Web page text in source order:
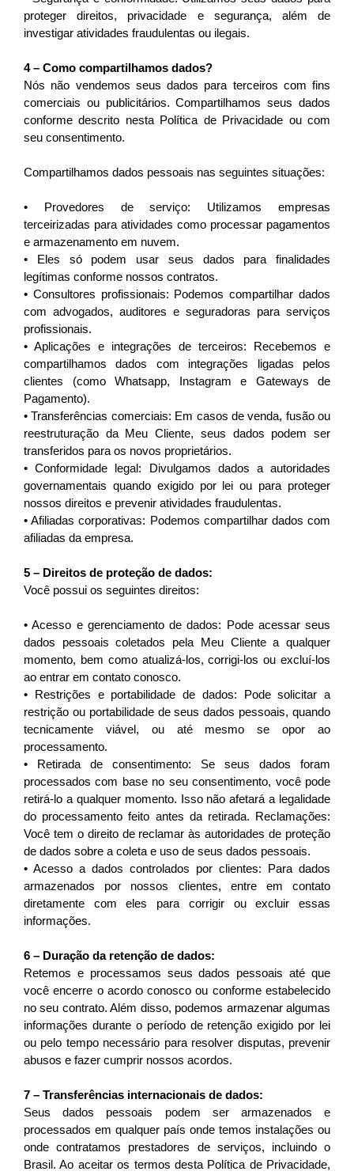
proteger direitos, privacidade e segurança, além de
investigar atividades fraudulentas ou ilegais.
4 – Como compartilhamos dados?
Nós não vendemos seus dados para terceiros com fins
comerciais ou publicitários. Compartilhamos seus dados
conforme descrito nesta Política de Privacidade ou com
seu consentimento.
Compartilhamos dados pessoais nas seguintes situações:
• Provedores de serviço: Utilizamos empresas
terceirizadas para atividades como processar pagamentos
e armazenamento em nuvem.
• Eles só podem usar seus dados para finalidades
legítimas conforme nossos contratos.
• Consultores profissionais: Podemos compartilhar dados
com advogados, auditores e seguradoras para serviços
profissionais.
• Aplicações e integrações de terceiros: Recebemos e
compartilhamos dados com integrações ligadas pelos
clientes (como Whatsapp, Instagram e Gateways de
Pagamento).
• Transferências comerciais: Em casos de venda, fusão ou
reestruturação da Meu Cliente, seus dados podem ser
transferidos para os novos proprietários.
• Conformidade legal: Divulgamos dados a autoridades
governamentais quando exigido por lei ou para proteger
nossos direitos e prevenir atividades fraudulentas.
• Afiliadas corporativas: Podemos compartilhar dados com
afiliadas da empresa.
5 – Direitos de proteção de dados:
Você possui os seguintes direitos:
• Acesso e gerenciamento de dados: Pode acessar seus
dados pessoais coletados pela Meu Cliente a qualquer
momento, bem como atualizá-los, corrigi-los ou excluí-los
ao entrar em contato conosco.
• Restrições e portabilidade de dados: Pode solicitar a
restrição ou portabilidade de seus dados pessoais, quando
tecnicamente viável, ou até mesmo se opor ao
processamento.
• Retirada de consentimento: Se seus dados foram
processados com base no seu consentimento, você pode
retirá-lo a qualquer momento. Isso não afetará a legalidade
do processamento feito antes da retirada. Reclamações:
Você tem o direito de reclamar às autoridades de proteção
de dados sobre a coleta e uso de seus dados pessoais.
• Acesso a dados controlados por clientes: Para dados
armazenados por nossos clientes, entre em contato
diretamente com eles para corrigir ou excluir essas
informações.
6 – Duração da retenção de dados:
Retemos e processamos seus dados pessoais até que
você encerre o acordo conosco ou conforme estabelecido
no seu contrato. Além disso, podemos armazenar algumas
informações durante o período de retenção exigido por lei
ou pelo tempo necessário para resolver disputas, prevenir
abusos e fazer cumprir nossos acordos.
7 – Transferências internacionais de dados:
Seus dados pessoais podem ser armazenados e
processados em qualquer país onde temos instalações ou
onde contratamos prestadores de serviços, incluindo o
Brasil. Ao aceitar os termos desta Política de Privacidade,